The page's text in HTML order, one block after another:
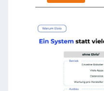
-
v
l
2
N
a
R
o
o